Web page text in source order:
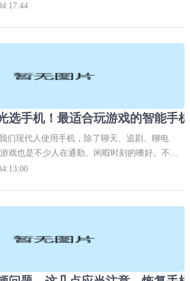
们现代人使用手机，除了聊天、追剧、聊电
戏也是不少人在通勤、闲暇时刻的嗜好。不
强悍，那打起游戏来恐怕只会“卡卡”，若再加